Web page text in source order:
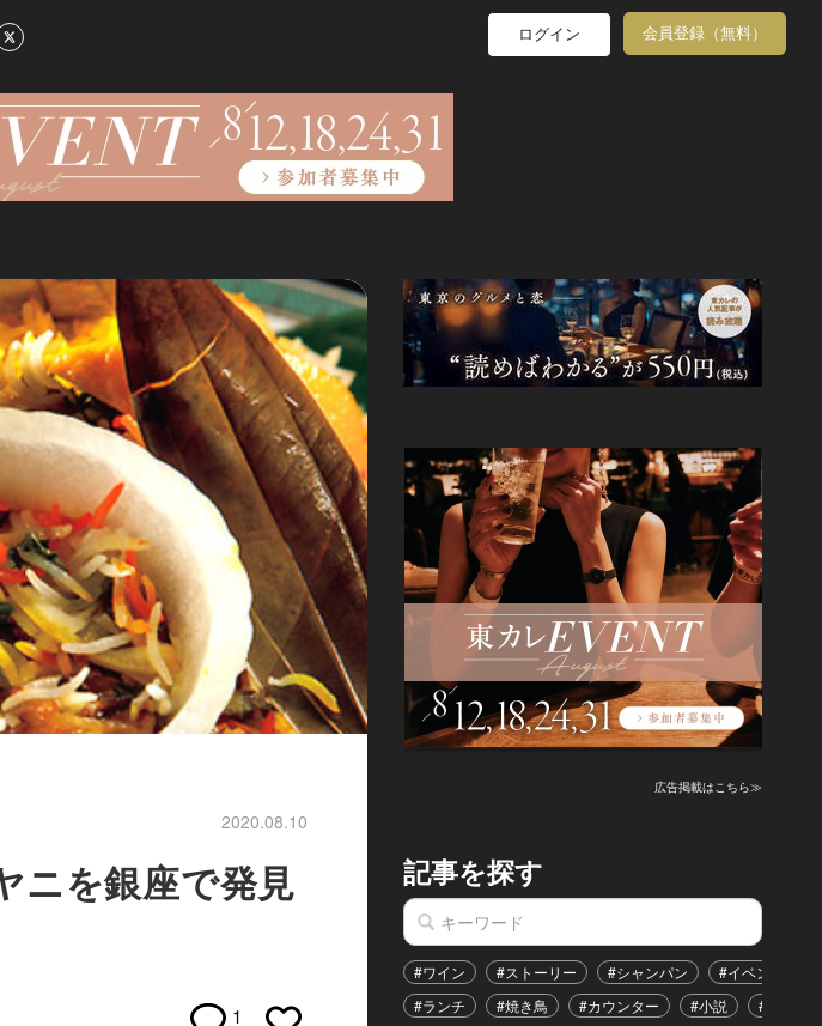
ル情報 ログイン 会員登録（無料）
2020.08.10
ニを銀座で発見
1
広告掲載はこちら≫
記事を探す
#ワイン #ストーリー #シャンパン #イベント
#ランチ
#焼き鳥 #カウンター #小説 #恋愛